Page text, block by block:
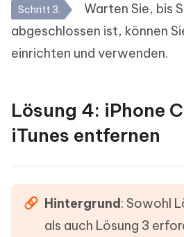
Schritt 3.
Warten Sie, bis
abgeschlossen ist, können
einrichten und verwenden.
Lösung 4: iPhone
iTunes entfernen
Hintergrund: Sowohl
als auch Lösung 3